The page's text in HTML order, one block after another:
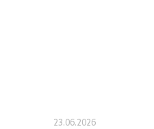
23.06.2026